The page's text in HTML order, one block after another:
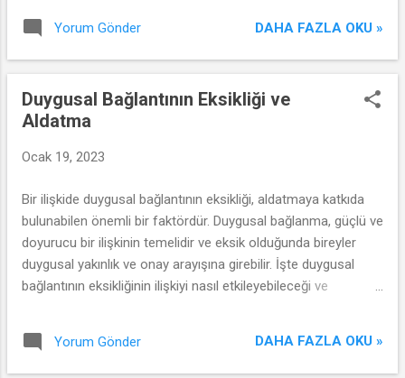
Yorum Gönder DAHA FAZLA OKU »
Duygusal Bağlantının Eksikliği ve
Aldatma
Ocak 19, 2023
Bir ilişkide duygusal bağlantının eksikliği, aldatmaya katkıda
bulunabilen önemli bir faktördür. Duygusal bağlanma, güçlü ve
doyurucu bir ilişkinin temelidir ve eksik olduğunda bireyler
duygusal yakınlık ve onay arayışına girebilir. İşte duygusal
bağlantının eksikliğinin ilişkiyi nasıl etkileyebileceği ve
Yorum Gönder DAHA FAZLA OKU »